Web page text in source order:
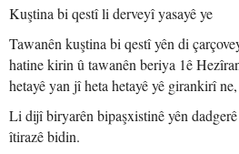
Kuştina bi qestî li derveyî yasayê ye
Tawanên kuştina bi qestî yên di
hatine kirin û tawanên beriya 1ê
hetayê yan jî heta hetayê yê girankirî
Li dijî biryarên bipaşxistinê yên
îtirazê bidin.